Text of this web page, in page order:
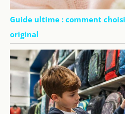
Guide ultime : comment
original